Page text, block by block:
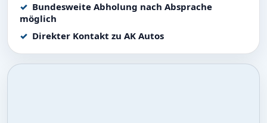
Bundesweite Abholung nach Absprache
möglich
Direkter Kontakt zu AK Autos